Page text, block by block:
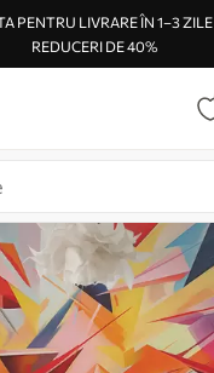
PENTRU LIVRARE ÎN 1–3 ZILE
REDUCERI DE 40%